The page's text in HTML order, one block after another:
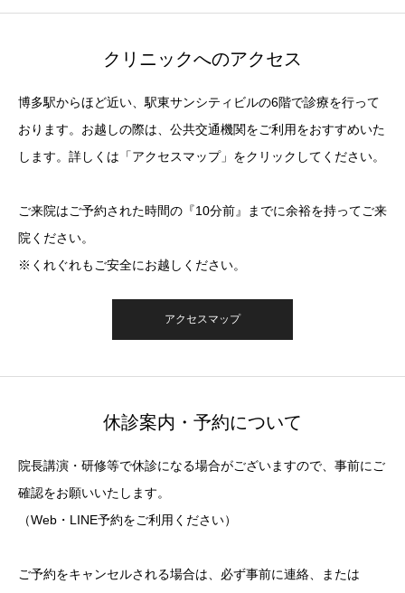
クリニックへのアクセス
博多駅からほど近い、駅東サンシティビルの6階で診療を行って
おります。お越しの際は、公共交通機関をご利用をおすすめいた
します。詳しくは「アクセスマップ」をクリックしてください。
ご来院はご予約された時間の『10分前』までに余裕を持ってご来
院ください。
※くれぐれもご安全にお越しください。
アクセスマップ
休診案内・予約について
院長講演・研修等で休診になる場合がございますので、事前にご
確認をお願いいたします。
（Web・LINE予約をご利用ください）
ご予約をキャンセルされる場合は、必ず事前に連絡、または